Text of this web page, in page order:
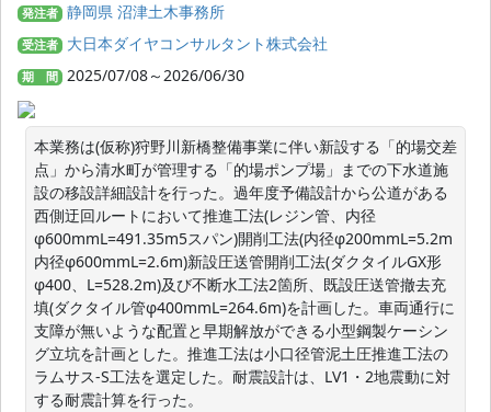
発注者 静岡県 沼津土木事務所
受注者 大日本ダイヤコンサルタント株式会社
期 間 2025/07/08～2026/06/30
本業務は(仮称)狩野川新橋整備事業に伴い新設する「的場交差
点」から清水町が管理する「的場ポンプ場」までの下水道施
設の移設詳細設計を行った。過年度予備設計から公道がある
西側迂回ルートにおいて推進工法(レジン管、内径
φ600mmL=491.35m5スパン)開削工法(内径φ200mmL=5.2m
内径φ600mmL=2.6m)新設圧送管開削工法(ダクタイルGX形
φ400、L=528.2m)及び不断水工法2箇所、既設圧送管撤去充
填(ダクタイル管φ400mmL=264.6m)を計画した。車両通行に
支障が無いような配置と早期解放ができる小型鋼製ケーシン
グ立坑を計画とした。推進工法は小口径管泥土圧推進工法の
ラムサス-S工法を選定した。耐震設計は、LV1・2地震動に対
する耐震計算を行った。